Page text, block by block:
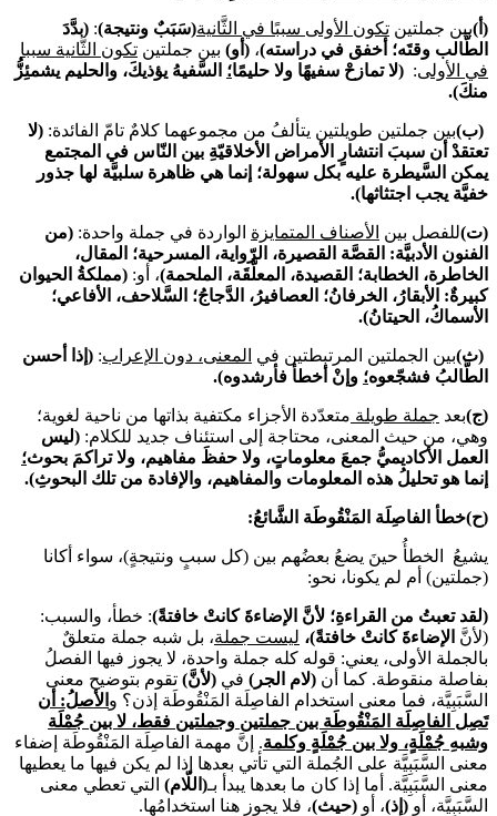
(أ)بين جملتين تكون الأولى سببًا في الثَّانية(سَبَبٌ ونتيجة): (بدَّدَ
الطَّالب وقتَه؛ أخفق في دراسته)، (أو) بين جملتين تكون الثَّانية سببا
في الأولى: (لا تمازحْ سفيهًا ولا حليمًا؛ السَّفيهُ يؤذيكَ، والحليم يشمئِزُّ
منكَ).
(ب)بين جملتين طويلتين يتألفُ من مجموعهما كلامٌ تامّ الفائدة: (لا
تعتقدْ أن سببَ انتشارٍ الأمراض الأخلاقيّةِ بين النّاس في المجتمع
يمكن السَّيطرة عليه بكل سهولة؛ إنما هي ظاهرة سلبيَّة لها جذور
خفيَّة يجب اجتثاثها).
(ت)للفصل بين الأصناف المتمايزة الواردة في جملة واحدة: (من
الفنون الأدبيَّة: القصَّة القصيرة، الرّواية، المسرحية؛ المقال،
الخاطرة، الخطابة؛ القصيدة، المعلَّقَة، الملحمة)، أو: (مملكةُ الحيوان
كبيرةٌ: الأبقارُ، الخرفانُ؛ العصافيرُ، الدَّجاجُ؛ السَّلاحف، الأفاعي؛
الأسماكُ، الحيتانُ).
(ث)بين الجملتين المرتبطتين في المعنى، دون الإعراب: (إذا أحسن
الطَّالبُ فشجّعوه؛ وإنْ أخطأ فأرشدوه).
(ج)بعد جملة طويلة متعدّدة الأجزاء مكتفية بذاتها من ناحية لغوية؛
وهي، من حيث المعنى، محتاجة إلى استئناف جديد للكلام: (ليس
العمل الأكاديميُّ جمعَ معلوماتٍ، ولا حفظَ مفاهيم، ولا تراكمَ بحوث؛
إنما هو تحليلُ هذه المعلومات والمفاهيم، والإفادة من تلك البحوثِ).
(ح)خطأ الفاصِلَة المَنْقُوطَة الشَّائعُ:
يشيعُ الخطأُ حينَ يضعُ بعضُهم بين (كل سببٍ ونتيجةٍ)، سواء أكانا
(جملتين) أم لم يكونا، نحو:
(لقد تعبتُ من القراءةِ؛ لأنَّ الإضاءةَ كانتْ خافتةً): خطأ، والسبب:
(لأنَّ الإضاءةَ كانتْ خافتةً)، ليست جملة، بل شبه جملة متعلقٌ
بالجملة الأولى، يعني: قوله كله جملة واحدة، لا يجوز فيها الفصلُ
بفاصلة منقوطة. كما أن (لام الجر) في (لأنَّ) تقوم بتوضيح معنى
السَّبَبِيَّة، فما معنى استخدام الفاصِلَة المَنْقُوطَة إذن؟ و الأصلُ: أن
تَصِل الفاصِلَة المَنْقُوطَة بين جملتين وجملتين فقط، لا بين جُمْلَة
وشبهِ جُمْلَةٍ، ولا بين جُمْلَةٍ وكلمة. إنَّ مهمة الفاصِلَة المَنْقُوطَة إضفاء
معنى السَّبَبِيَّة على الجُملة التي تأتي بعدها إذا لم يكن فيها ما يعطيها
معنى السَّبَبِيَّة. أما إذا كان ما بعدها يبدأ بـ(اللّام) التي تعطي معنى
السَّبَبِيَّة، أو (إذ)، أو (حيث)، فلا يجوز هنا استخدامُها.